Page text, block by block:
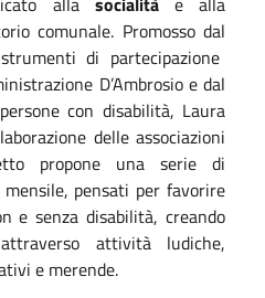
comunale. Promosso dal
di partecipazione
D’Ambrosio e dal
con disabilità, Laura
delle associazioni
propone una serie di
pensati per favorire
e senza disabilità, creando
attività ludiche,
e merende.